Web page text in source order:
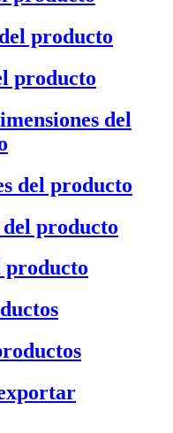
producto
producto
del
del producto
del producto
producto